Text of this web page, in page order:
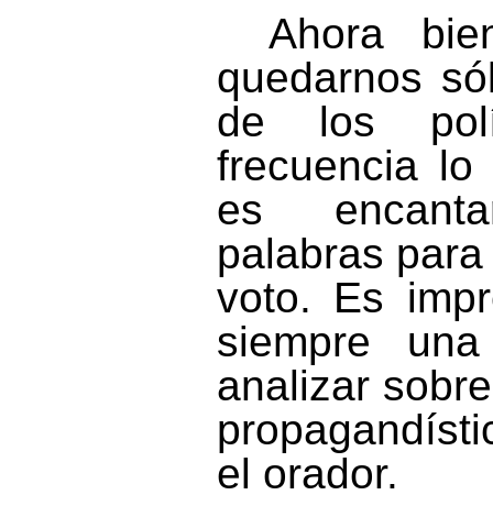
Ahora
quedarnos
de los
frecuencia
es
palabras
voto. Es
siempre
analizar
el orador.